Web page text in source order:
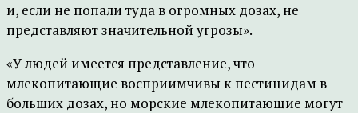
и, если не попали туда в огромных дозах, не
представляют значительной угрозы».
«У людей имеется представление, что
млекопитающие восприимчивы к пестицидам в
больших дозах, но морские млекопитающие могут